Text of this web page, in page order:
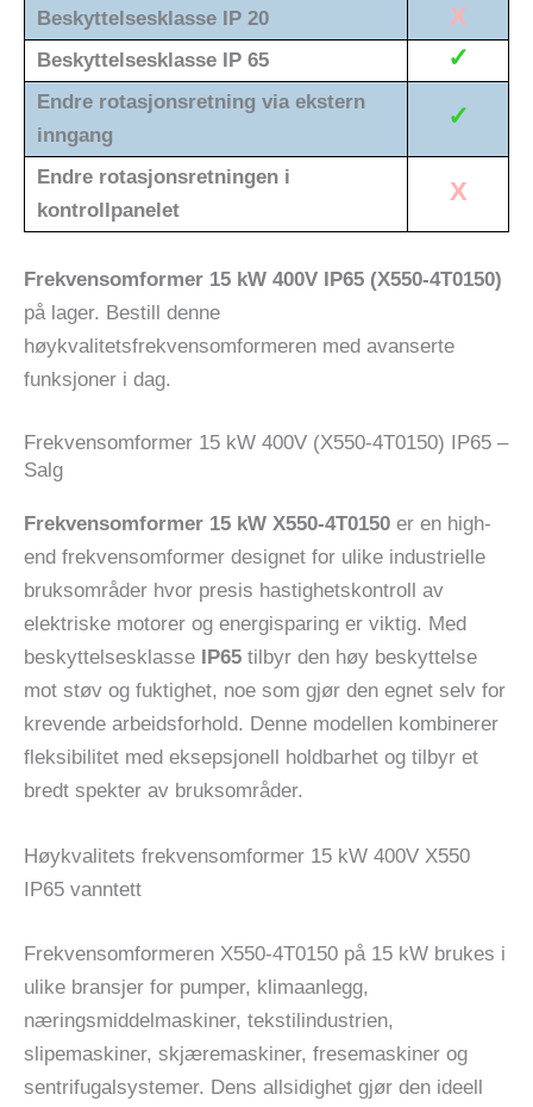
Beskyttelsesklasse IP 20 X
Beskyttelsesklasse IP 65 ✓
Endre rotasjonsretning via ekstern
inngang
✓
Endre rotasjonsretningen i
kontrollpanelet
X
Frekvensomformer 15 kW 400V IP65 (X550-4T0150)
på lager. Bestill denne
høykvalitetsfrekvensomformeren med avanserte
funksjoner i dag.
Frekvensomformer 15 kW 400V (X550-4T0150) IP65 –
Salg
Frekvensomformer 15 kW X550-4T0150 er en high-
end frekvensomformer designet for ulike industrielle
bruksområder hvor presis hastighetskontroll av
elektriske motorer og energisparing er viktig. Med
beskyttelsesklasse IP65 tilbyr den høy beskyttelse
mot støv og fuktighet, noe som gjør den egnet selv for
krevende arbeidsforhold. Denne modellen kombinerer
fleksibilitet med eksepsjonell holdbarhet og tilbyr et
bredt spekter av bruksområder.
Høykvalitets frekvensomformer 15 kW 400V X550
IP65 vanntett
Frekvensomformeren X550-4T0150 på 15 kW brukes i
ulike bransjer for pumper, klimaanlegg,
næringsmiddelmaskiner, tekstilindustrien,
slipemaskiner, skjæremaskiner, fresemaskiner og
sentrifugalsystemer. Dens allsidighet gjør den ideell